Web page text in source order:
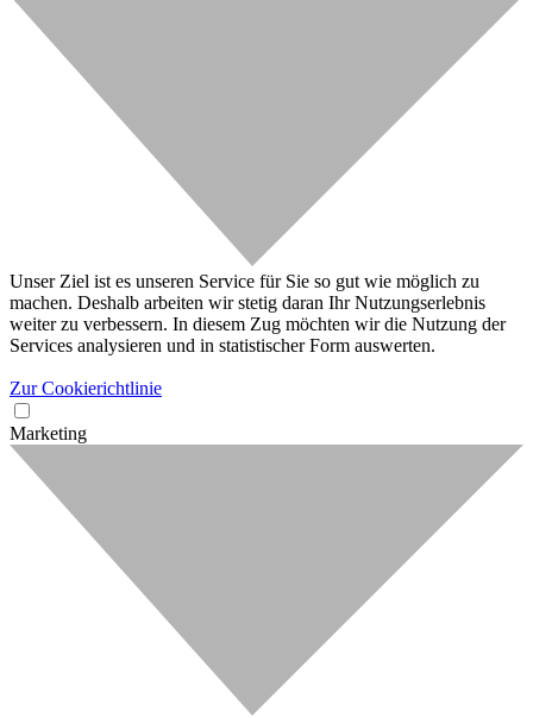
Unser Ziel ist es unseren Service für Sie so gut wie möglich zu
machen. Deshalb arbeiten wir stetig daran Ihr Nutzungserlebnis
weiter zu verbessern. In diesem Zug möchten wir die Nutzung der
Services analysieren und in statistischer Form auswerten.
Zur Cookierichtlinie
Marketing